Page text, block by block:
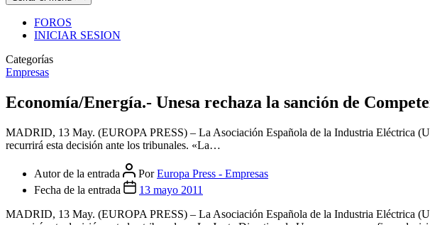
FOROS
INICIAR SESION
Categorías
Empresas
Economía/Energía.- Unesa rechaza la sanción de
MADRID, 13 May. (EUROPA PRESS) – La Asociación Española de la Industria Eléctrica
recurrirá esta decisión ante los tribunales. «La…
Autor de la entrada PorEuropa Press - Empresas
Fecha de la entrada
13 mayo 2011
MADRID, 13 May. (EUROPA PRESS) – La Asociación Española de la Industria Eléctrica